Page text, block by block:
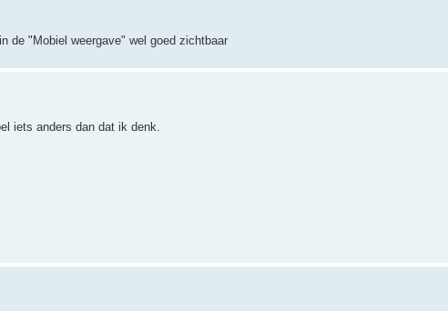
de "Mobiel weergave" wel goed zichtbaar
iets anders dan dat ik denk.